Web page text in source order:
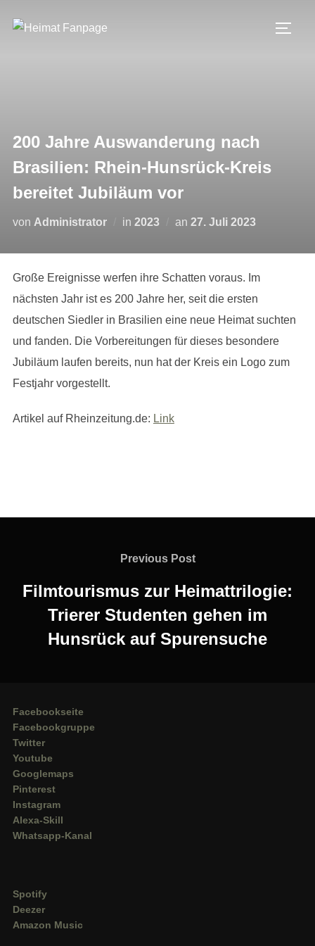
Inhalt
200 Jahre Auswanderung nach
Brasilien: Rhein-Hunsrück-Kreis
bereitet Jubiläum vor
von Administrator in 2023 an Veröffentlicht
27. Juli 2023
Große Ereignisse werfen ihre Schatten voraus. Im
nächsten Jahr ist es 200 Jahre her, seit die ersten
deutschen Siedler in Brasilien eine neue Heimat suchten
und fanden. Die Vorbereitungen für dieses besondere
Jubiläum laufen bereits, nun hat der Kreis ein Logo zum
Festjahr vorgestellt.
Artikel auf Rheinzeitung.de: Link
Previous
Previous Post
Filmtourismus zur Heimattrilogie:
Trierer Studenten gehen im
Hunsrück auf Spurensuche
Facebookseite
Facebookgruppe
Twitter
Youtube
Googlemaps
Pinterest
Instagram
Alexa-Skill
Whatsapp-Kanal
Spotify
Deezer
Amazon Music